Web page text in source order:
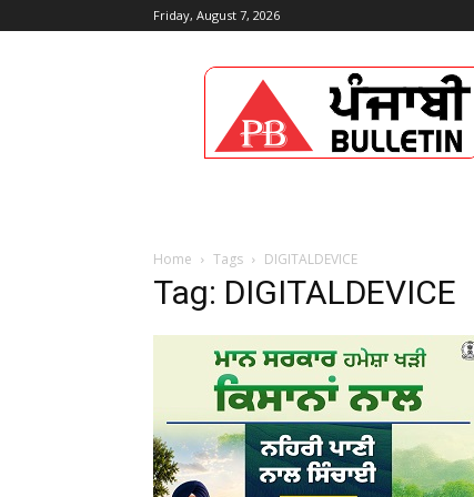
Friday, August 7, 2026
Punjabi
Bulletin
Home Tags DIGITALDEVICE
Tag: DIGITALDEVICE